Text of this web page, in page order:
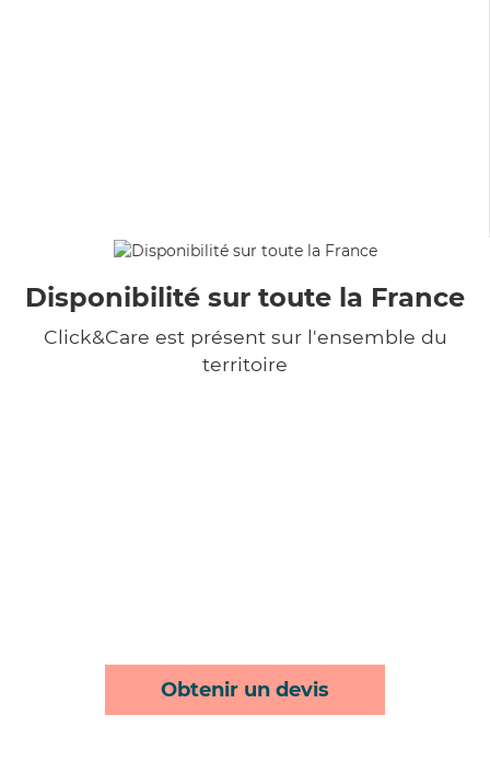
Disponibilité sur toute la France
Click&Care est présent sur l'ensemble du
territoire
Obtenir un devis